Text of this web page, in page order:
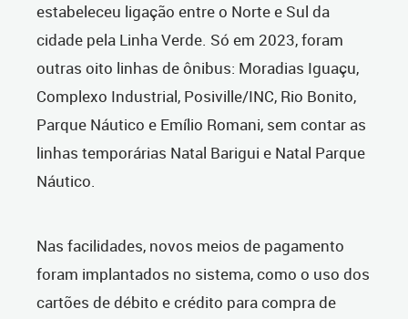
estabeleceu ligação entre o Norte e Sul da
cidade pela Linha Verde. Só em 2023, foram
outras oito linhas de ônibus: Moradias Iguaçu,
Complexo Industrial, Posiville/INC, Rio Bonito,
Parque Náutico e Emílio Romani, sem contar as
linhas temporárias Natal Barigui e Natal Parque
Náutico.
Nas facilidades, novos meios de pagamento
foram implantados no sistema, como o uso dos
cartões de débito e crédito para compra de